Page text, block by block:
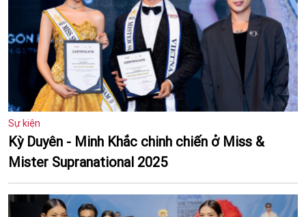
Sự kiện
Kỳ Duyên - Minh Khắc chinh chiến ở Miss &
Mister Supranational 2025